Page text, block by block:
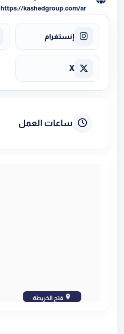
https://kashedgroup.com/ar
إنستغرام
X
ساعات العمل
فتح الخريطة